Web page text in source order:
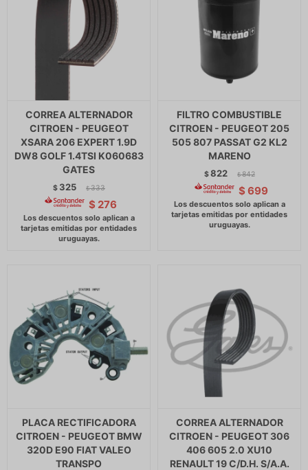
CORREA ALTERNADOR
CITROEN - PEUGEOT
XSARA 206 EXPERT 1.9D
DW8 GOLF 1.4TSI K060683
GATES
$ 325 $ 333
$ 276
FILTRO COMBUSTIBLE
CITROEN - PEUGEOT 205
505 807 PASSAT G2 KL2
MARENO
$822 $ 842
$ 699
PLACA RECTIFICADORA
CITROEN - PEUGEOT BMW
320D E90 FIAT VALEO
TRANSPO
CORREA ALTERNADOR
CITROEN - PEUGEOT 306
406 605 2.0 XU10
RENAULT 19 C/D.H. S/A.A.